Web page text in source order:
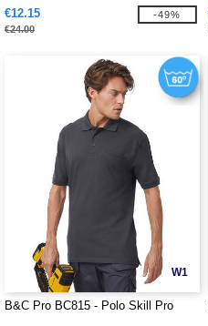
€12.15
€24.00
-49%
W1
B&C Pro BC815 - Polo Skill Pro